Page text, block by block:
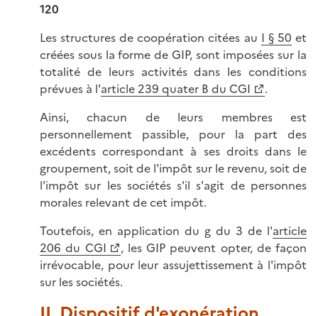
120
Les structures de coopération citées au I § 50 et
créées sous la forme de GIP, sont imposées sur la
totalité de leurs activités dans les conditions
prévues à l'article 239 quater B du CGI
.
Ainsi, chacun de leurs membres est
personnellement passible, pour la part des
excédents correspondant à ses droits dans le
groupement, soit de l'impôt sur le revenu, soit de
l'impôt sur les sociétés s'il s'agit de personnes
morales relevant de cet impôt.
Toutefois, en application du g du 3 de l'article
206 du CGI
, les GIP peuvent opter, de façon
irrévocable, pour leur assujettissement à l'impôt
sur les sociétés.